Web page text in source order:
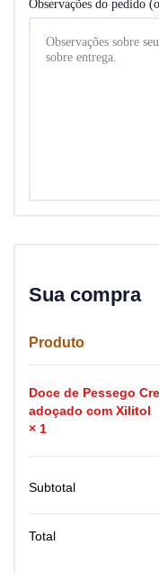
Observações do pedido
Sua compra
Produto
Doce de Pessego
adoçado com Xilitol
× 1
Subtotal
Total